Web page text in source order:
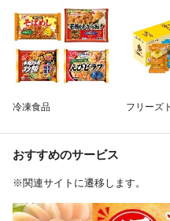
冷凍食品 フリーズ
おすすめのサービス
※関連サイトに遷移します。